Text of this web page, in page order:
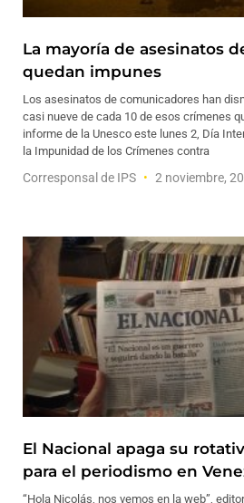
La mayoría de asesinatos
quedan impunes
Los asesinatos de comunicadores han
casi nueve de cada 10 de esos crímenes
informe de la Unesco este lunes 2, Día
la Impunidad de los Crímenes contra
Corresponsal de IPS 2 noviembre,
El Nacional apaga su
para el periodismo en
“Hola Nicolás, nos vemos en la web”,